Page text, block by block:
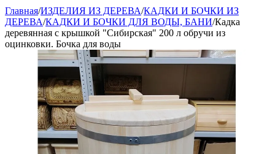
Главная/ИЗДЕЛИЯ ИЗ ДЕРЕВА/КАДКИ И БОЧКИ ИЗ
ДЕРЕВА/КАДКИ И БОЧКИ ДЛЯ ВОДЫ, БАНИ/Кадка
деревянная с крышкой "Сибирская" 200 л обручи из
оцинковки. Бочка для воды